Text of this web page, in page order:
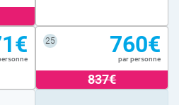
25 760€
par personne
837€